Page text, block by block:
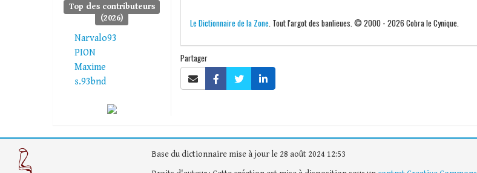
Top des contributeurs
(2026)
Narvalo93
PION
Maxime
s.93bnd
Le Dictionnaire de la Zone. Tout l'argot des banlieues. © 2000 - 2026 Cobra le Cynique.
Partager
Base du dictionnaire mise à jour le 28 août 2024 12:53